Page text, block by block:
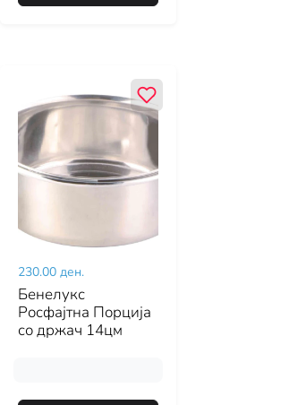
230.00 ден.
Бенелукс
Росфајтна Порција
со држач 14цм